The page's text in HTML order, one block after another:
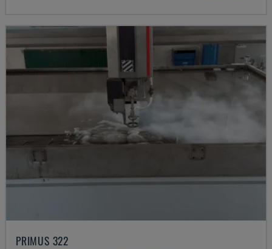
PRIMUS 322